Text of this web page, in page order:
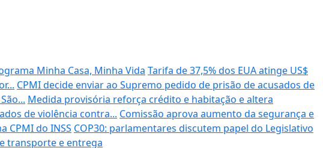
Minha Casa, Minha Vida Tarifa de 37,5% dos EUA atinge US$
CPMI decide enviar ao Supremo pedido de prisão de acusados de
Medida provisória reforça crédito e habitação e altera
de violência contra... Comissão aprova aumento da segurança e
CPMI do INSS COP30: parlamentares discutem papel do Legislativo
transporte e entrega